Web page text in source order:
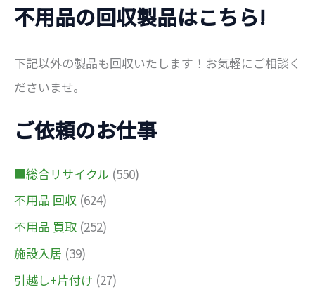
不用品の回収製品はこちら!
下記以外の製品も回収いたします！お気軽にご相談く
ださいませ。
ご依頼のお仕事
■総合リサイクル (550)
不用品 回収 (624)
不用品 買取 (252)
施設入居 (39)
引越し+片付け (27)